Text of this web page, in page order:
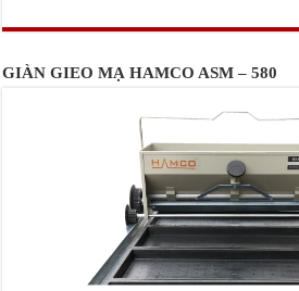
GIÀN GIEO MẠ HAMCO ASM – 580